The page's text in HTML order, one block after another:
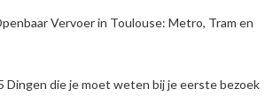
Vervoer in Toulouse: Metro, Tram en
Dingen die je moet weten bij je eerste bezoek